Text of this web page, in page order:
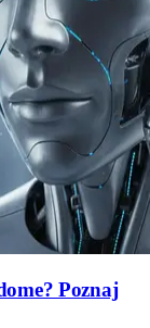
Poznaj